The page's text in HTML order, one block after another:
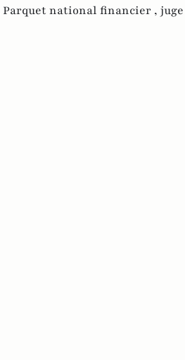
Parquet national financier ,